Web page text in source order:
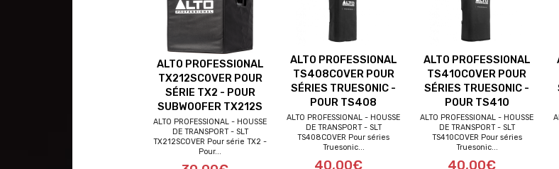
ALTO PROFESSIONAL
TX212SCOVER POUR
SÉRIE TX2 - POUR
SUBWOOFER TX212S
ALTO PROFESSIONAL - HOUSSE
DE TRANSPORT - SLT
TX212SCOVER Pour série TX2 -
Pour...
ALTO PROFESSIONAL
TS408COVER POUR
SÉRIES TRUESONIC -
POUR TS408
ALTO PROFESSIONAL - HOUSSE
DE TRANSPORT - SLT
TS408COVER Pour séries
Truesonic...
40,00€
ALTO PROFESSIONAL
TS410COVER POUR
SÉRIES TRUESONIC -
POUR TS410
ALTO PROFESSIONAL - HOUSSE
DE TRANSPORT - SLT
TS410COVER Pour séries
Truesonic...
40,00€